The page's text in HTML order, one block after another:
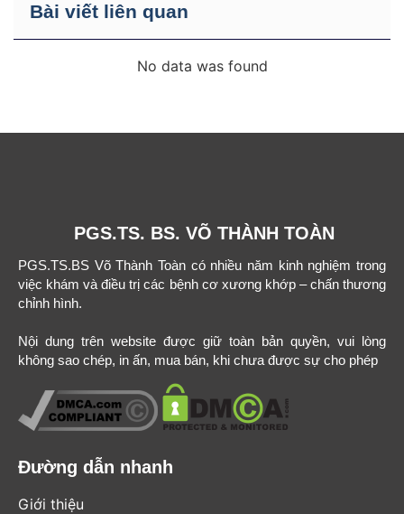
Bài viết liên quan
No data was found
PGS.TS. BS. VÕ THÀNH TOÀN
PGS.TS.BS Võ Thành Toàn có nhiều năm kinh nghiệm trong
việc khám và điều trị các bệnh cơ xương khớp – chấn thương
chỉnh hình.
Nội dung trên website được giữ toàn bản quyền, vui lòng
không sao chép, in ấn, mua bán, khi chưa được sự cho phép
Đường dẫn nhanh
Giới thiệu